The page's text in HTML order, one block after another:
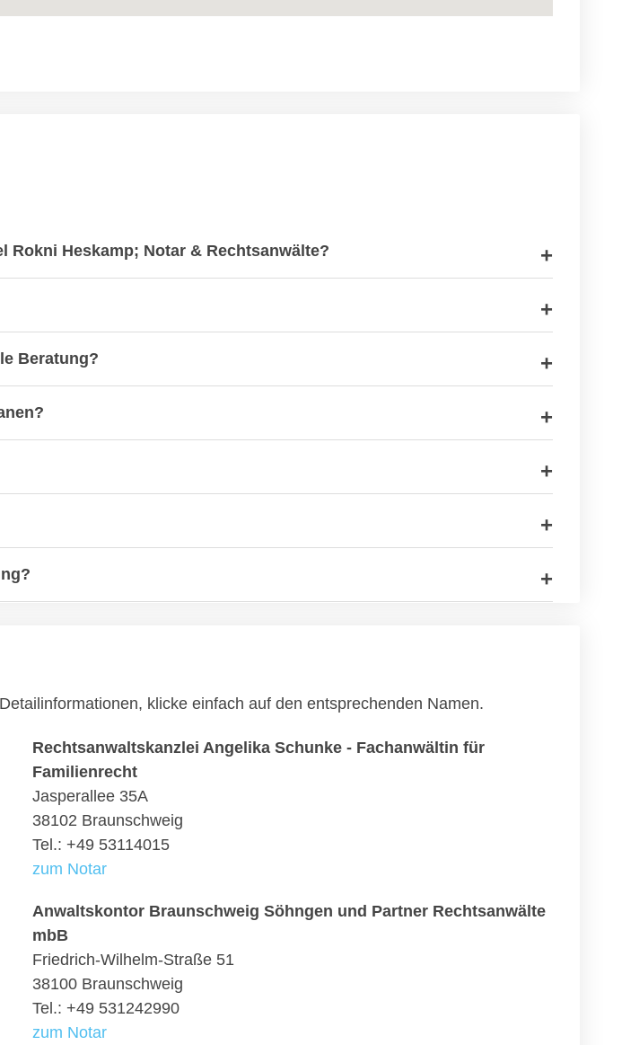
Rokni Heskamp; Notar & Rechtsanwälte?
Beratung?
klicke einfach auf den entsprechenden Namen.
Rechtsanwaltskanzlei Angelika Schunke - Fachanwältin für
Familienrecht
Jasperallee 35A
38102 Braunschweig
Tel.: +49 53114015
zum Notar
Anwaltskontor Braunschweig Söhngen und Partner Rechtsanwälte
mbB
Friedrich-Wilhelm-Straße 51
38100 Braunschweig
Tel.: +49 531242990
zum Notar